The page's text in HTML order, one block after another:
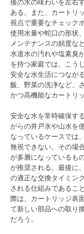
ある。また、カートリ
視点で重要なチェック
使用水量や蛇口の形状
メンテナンスの頻度な
水道水の汚れや塩素臭
を持つ家庭では、こう
安全な水生活につなが
飯、野菜の洗浄など、
かつ高機能なカートリ
安全な水を常時確保す
がらの井戸水や山水を
なっているケースでは
無視できない。その場
が多層になっているも
が推奨される。最後に
の適正な交換タイミン
される仕組みであるこ
際は、カートリッジ表
て新しい部品への取り
だろう。